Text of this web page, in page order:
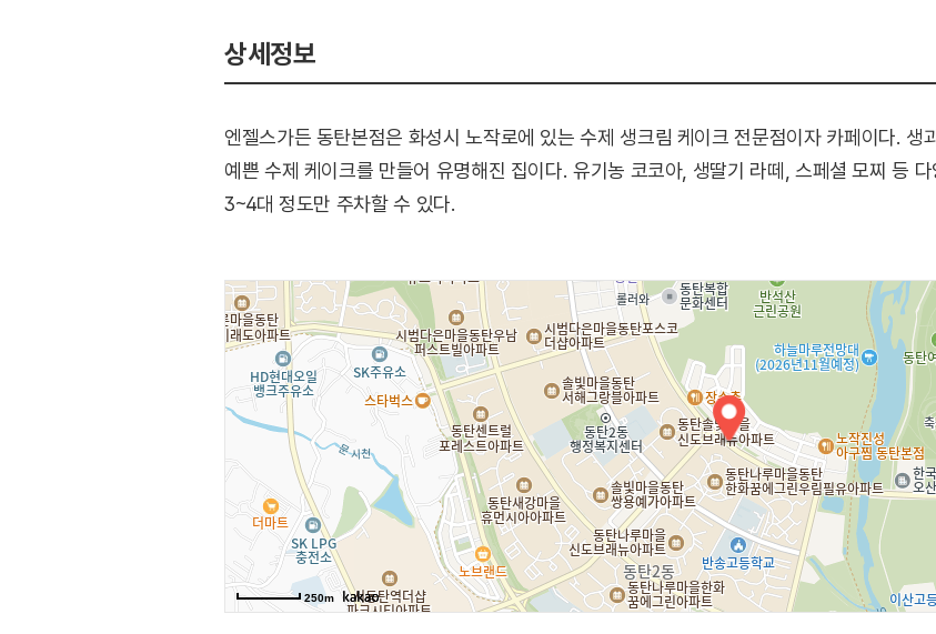
상세정보
엔젤스가든 동탄본점은 화성시 노작로에 있는 수제 생크림 케이크 전문점이자 카페이다. 생
예쁜 수제 케이크를 만들어 유명해진 집이다. 유기농 코코아, 생딸기 라떼, 스페셜 모찌 등
3~4대 정도만 주차할 수 있다.
250m